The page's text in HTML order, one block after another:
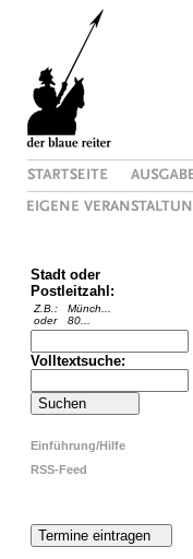
Stadt oder
Postleitzahl:
Z.B.:
oder
Münch...
80...
Volltextsuche:
Einführung/Hilfe
RSS-Feed